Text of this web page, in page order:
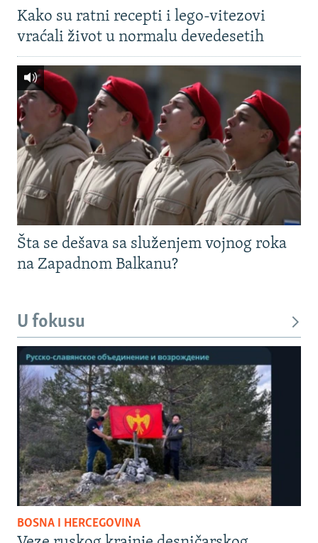
Kako su ratni recepti i lego-vitezovi
vraćali život u normalu devedesetih
Šta se dešava sa služenjem vojnog roka
na Zapadnom Balkanu?
U fokusu
BOSNA I HERCEGOVINA